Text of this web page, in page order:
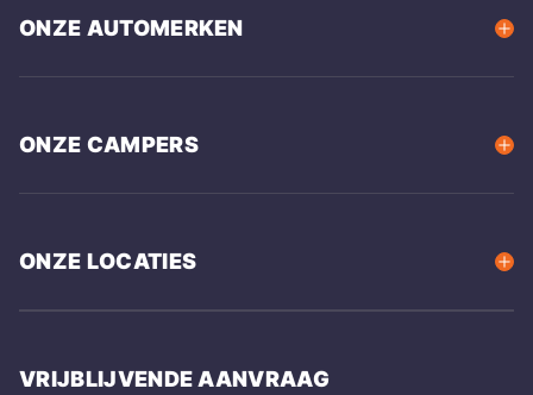
ONZE AUTOMERKEN
ONZE CAMPERS
ONZE LOCATIES
VRIJBLIJVENDE AANVRAAG